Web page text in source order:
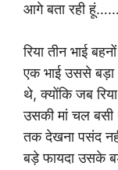
आगे बता रही हूं……
रिया तीन भाई
एक भाई उससे
थे, क्योंकि जब
उसकी मां चल
तक देखना पसंद
बड़े फायदा उसके